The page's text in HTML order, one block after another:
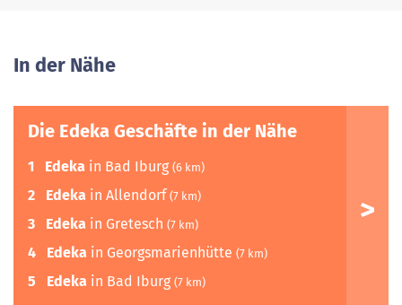
In der Nähe
Die Edeka Geschäfte in der Nähe
1 Edeka in Bad Iburg (6 km)
2 Edeka in Allendorf (7 km)
3 Edeka in Gretesch (7 km)
4 Edeka in Georgsmarienhütte (7 km)
5 Edeka in Bad Iburg (7 km)